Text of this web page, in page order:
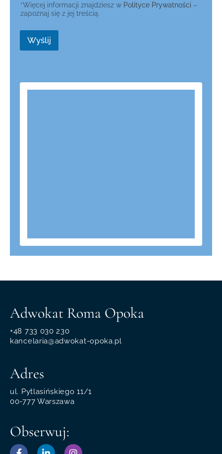
*Więcej informacji znajdziesz w Polityce Prywatności –
zapoznaj się z jej treścią.
Wyślij
Adwokat Roma Opoka
+48 733 030 230
kancelaria@adwokat-opoka.pl
Adres
ul. Pytlasińskiego 11/1
00-777 Warszawa
Obserwuj: